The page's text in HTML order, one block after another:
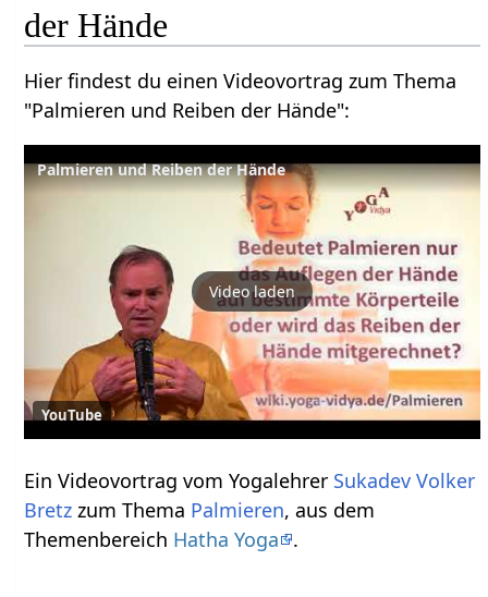
der Hände
Hier findest du einen Videovortrag zum Thema
"Palmieren und Reiben der Hände":
Palmieren und Reiben der Hände
Video laden
YouTube
Ein Videovortrag vom Yogalehrer Sukadev Volker
Bretz zum Thema Palmieren, aus dem
Themenbereich Hatha Yoga .